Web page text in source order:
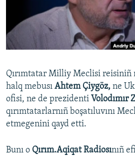
Русский
Українською
RFE/RS bütün saytları
Qırımtatar Milliy Meclisi
halq mebusı Ahtem Çiygöz, ne
ofisi, ne de prezidenti Volodımır
qırımtatarlarnıñ boşatıluvını
etmegenini qayd etti.
Bunı o Qırım.Aqiqat Radiosınıñ